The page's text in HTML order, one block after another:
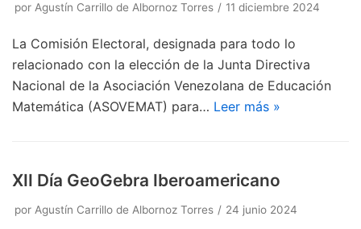
por Agustín Carrillo de Albornoz Torres 11 diciembre 2024
La Comisión Electoral, designada para todo lo
relacionado con la elección de la Junta Directiva
Nacional de la Asociación Venezolana de Educación
Matemática (ASOVEMAT) para… Leer más »
XII Día GeoGebra Iberoamericano
por Agustín Carrillo de Albornoz Torres 24 junio 2024